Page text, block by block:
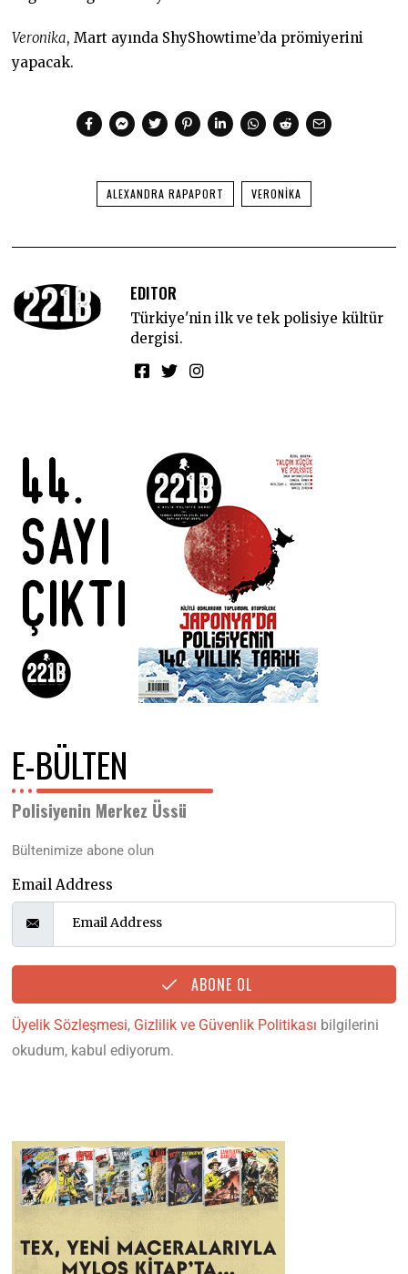
Veronika, Mart ayında ShyShowtime’da prömiyerini
yapacak.
ALEXANDRA RAPAPORT VERONIKA
EDITOR
Türkiye'nin ilk ve tek polisiye kültür
dergisi.
E-BÜLTEN
Polisiyenin Merkez Üssü
Bültenimize abone olun
Email Address
ABONE OL
Üyelik Sözleşmesi, Gizlilik ve Güvenlik Politikası bilgilerini
okudum, kabul ediyorum.